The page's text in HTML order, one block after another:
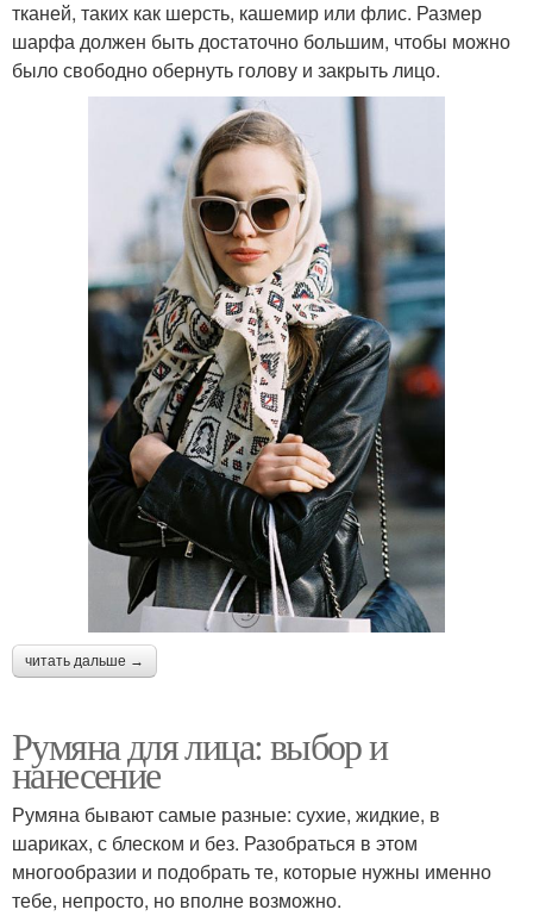
тканей, таких как шерсть, кашемир или флис. Размер
шарфа должен быть достаточно большим, чтобы можно
было свободно обернуть голову и закрыть лицо.
читать дальше →
Румяна для лица: выбор и
нанесение
Румяна бывают самые разные: сухие, жидкие, в
шариках, с блеском и без. Разобраться в этом
многообразии и подобрать те, которые нужны именно
тебе, непросто, но вполне возможно.